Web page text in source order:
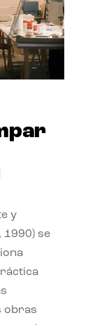
y
1990) se
obras